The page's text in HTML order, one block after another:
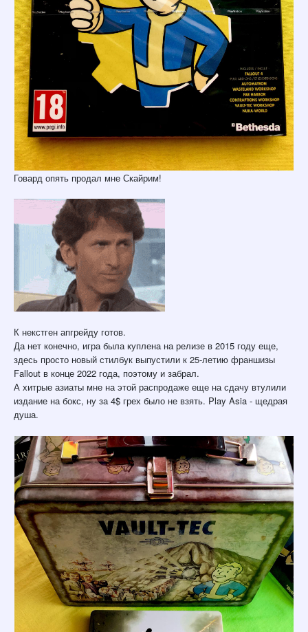
Говард опять продал мне Скайрим!
К некстген апгрейду готов.
Да нет конечно, игра была куплена на релизе в 2015 году еще,
здесь просто новый стилбук выпустили к 25-летию франшизы
Fallout в конце 2022 года, поэтому и забрал.
А хитрые азиаты мне на этой распродаже еще на сдачу втулили
издание на бокс, ну за 4$ грех было не взять. Play Asia - щедрая
душа.